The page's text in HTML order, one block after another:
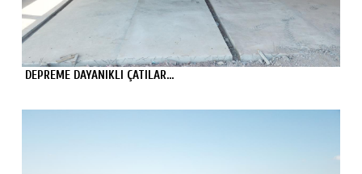
DEPREME DAYANIKLI ÇATILAR...